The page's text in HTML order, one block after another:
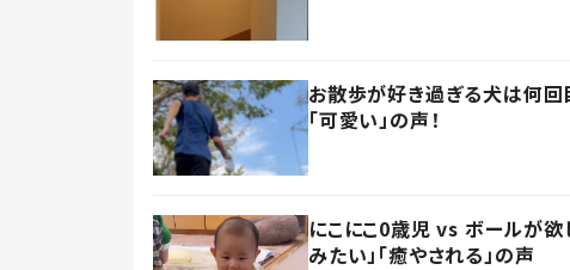
お散歩が好き過ぎる犬は何
「可愛い」の声！
にこにこ0歳児 vs ボールが
みたい」「癒やされる」の声